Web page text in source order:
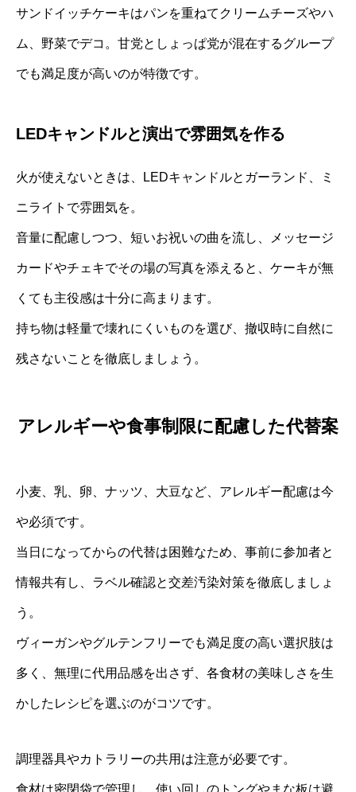
サンドイッチケーキはパンを重ねてクリームチーズやハ
ム、野菜でデコ。甘党としょっぱ党が混在するグループ
でも満足度が高いのが特徴です。
LEDキャンドルと演出で雰囲気を作る
火が使えないときは、LEDキャンドルとガーランド、ミ
ニライトで雰囲気を。
音量に配慮しつつ、短いお祝いの曲を流し、メッセージ
カードやチェキでその場の写真を添えると、ケーキが無
くても主役感は十分に高まります。
持ち物は軽量で壊れにくいものを選び、撤収時に自然に
残さないことを徹底しましょう。
アレルギーや食事制限に配慮した代替案
小麦、乳、卵、ナッツ、大豆など、アレルギー配慮は今
や必須です。
当日になってからの代替は困難なため、事前に参加者と
情報共有し、ラベル確認と交差汚染対策を徹底しましょ
う。
ヴィーガンやグルテンフリーでも満足度の高い選択肢は
多く、無理に代用品感を出さず、各食材の美味しさを生
かしたレシピを選ぶのがコツです。
調理器具やカトラリーの共用は注意が必要です。
食材は密閉袋で管理し、使い回しのトングやまな板は避